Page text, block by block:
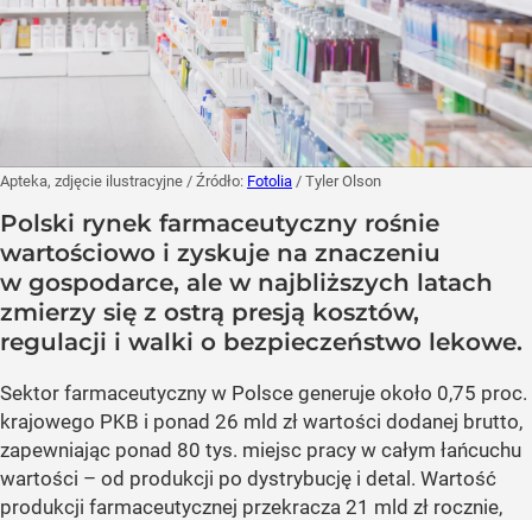
Apteka, zdjęcie ilustracyjne / Źródło: Fotolia / Tyler Olson
Polski rynek farmaceutyczny rośnie
wartościowo i zyskuje na znaczeniu
w gospodarce, ale w najbliższych latach
zmierzy się z ostrą presją kosztów,
regulacji i walki o bezpieczeństwo lekowe.
Sektor farmaceutyczny w Polsce generuje około 0,75 proc.
krajowego PKB i ponad 26 mld zł wartości dodanej brutto,
zapewniając ponad 80 tys. miejsc pracy w całym łańcuchu
wartości – od produkcji po dystrybucję i detal. Wartość
produkcji farmaceutycznej przekracza 21 mld zł rocznie,